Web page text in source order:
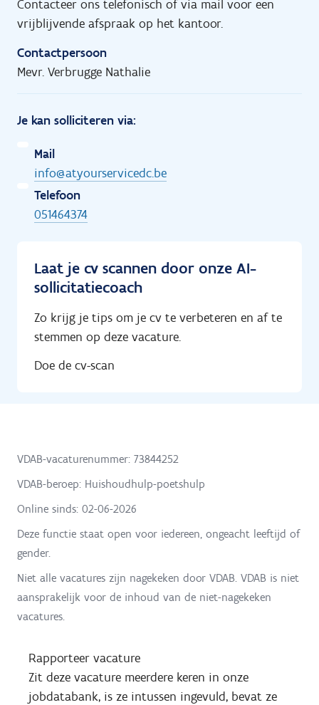
Contacteer ons telefonisch of via mail voor een
vrijblijvende afspraak op het kantoor.
Contactpersoon
Mevr. Verbrugge Nathalie
Je kan solliciteren via:
Mail
info@atyourservicedc.be
Telefoon
051464374
Laat je cv scannen door onze AI-
sollicitatiecoach
Zo krijg je tips om je cv te verbeteren en af te
stemmen op deze vacature.
Doe de cv-scan
VDAB-vacaturenummer: 73844252
VDAB-beroep: Huishoudhulp-poetshulp
Online sinds: 02-06-2026
Deze functie staat open voor iedereen, ongeacht leeftijd of
gender.
Niet alle vacatures zijn nagekeken door VDAB. VDAB is niet
aansprakelijk voor de inhoud van de niet-nagekeken
vacatures.
Rapporteer vacature
Zit deze vacature meerdere keren in onze
jobdatabank, is ze intussen ingevuld, bevat ze